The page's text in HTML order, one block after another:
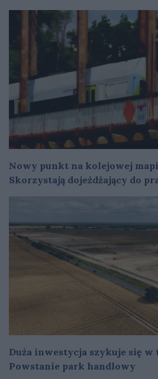
Nowy punkt na kolejowej
Skorzystają dojeżdżający do
Duża inwestycja szykuje się w
Powstanie park handlowy